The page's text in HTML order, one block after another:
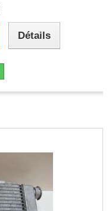
Détails